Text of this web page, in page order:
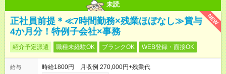
未読
NEW
正社員前提＊≪7時間勤務×残業ほぼなし≫賞与
4か月分！特例子会社×事務
紹介予定派遣 職種未経験OK ブランクOK WEB登録・面接OK
給与
時給1800円 月収例 270,000円+残業代